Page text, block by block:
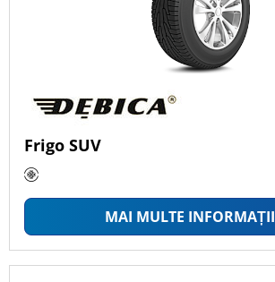
Frigo SUV
MAI MULTE INFORMAȚII